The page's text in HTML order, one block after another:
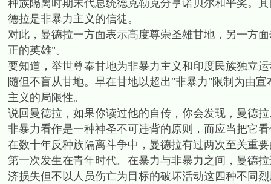
种族隔离时期末代总统德克勒克分享诺贝尔和平奖。
德拉是非暴力主义的信徒。
对此，曼德拉一方面表示高度尊崇圣雄甘地，另一方
正的英雄"。
要知道，举世尊奉甘地为非暴力主义和印度民族独立
随但不盲从甘地。早在甘地以超出"非暴力"限制为由
主义的局限性。
说回曼德拉，如果你读过他的自传，你会发现，曼德
非暴力看作是一种神圣不可违背的原则，而应当把它
在数十年反种族隔离斗争中，曼德拉有过两次至关重
第一次发生在青年时代。在暴力与非暴力之间，曼德
济损失但不以人员伤亡为目标的破坏活动这四种不同